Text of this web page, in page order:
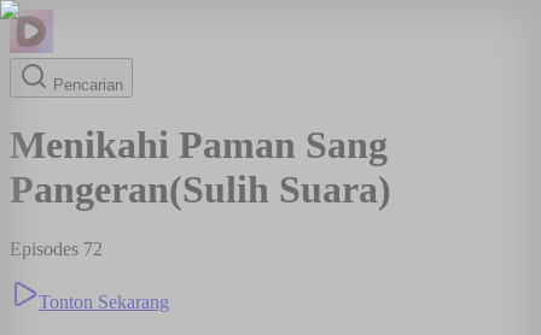
Pencarian
Menikahi Paman Sang
Pangeran(Sulih Suara)
Episodes 72
Tonton Sekarang